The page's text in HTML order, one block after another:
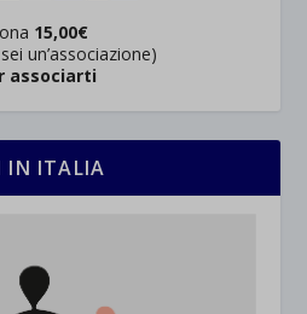
15,00€
un’associazione)
associarti
IN ITALIA